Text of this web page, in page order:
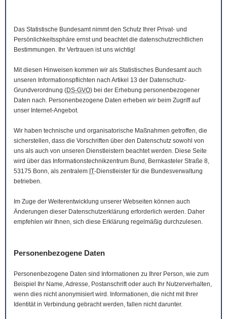
Das Statistische Bundesamt nimmt den Schutz Ihrer Privat- und
Persönlichkeitssphäre ernst und beachtet die datenschutzrechtlichen
Bestimmungen. Ihr Vertrauen ist uns wichtig!
Mit diesen Hinweisen kommen wir als Statistisches Bundesamt auch
unseren Informationspflichten nach Artikel 13 der Datenschutz-
Grundverordnung (DS-GVO) bei der Erhebung personenbezogener
Daten nach. Personenbezogene Daten erheben wir beim Zugriff auf
unser Internet-Angebot.
Wir haben technische und organisatorische Maßnahmen getroffen, die
sicherstellen, dass die Vorschriften über den Datenschutz sowohl von
uns als auch von unseren Dienstleistern beachtet werden. Diese Seite
wird über das Informationstechnikzentrum Bund, Bernkasteler Straße 8,
53175 Bonn, als zentralem IT-Dienstleister für die Bundesverwaltung
betrieben.
Im Zuge der Weiterentwicklung unserer Webseiten können auch
Änderungen dieser Datenschutzerklärung erforderlich werden. Daher
empfehlen wir Ihnen, sich diese Erklärung regelmäßig durchzulesen.
Personenbezogene Daten
Personenbezogene Daten sind Informationen zu Ihrer Person, wie zum
Beispiel Ihr Name, Adresse, Postanschrift oder auch Ihr Nutzerverhalten,
wenn dies nicht anonymisiert wird. Informationen, die nicht mit Ihrer
Identität in Verbindung gebracht werden, fallen nicht darunter.